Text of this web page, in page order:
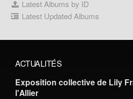
Latest Albums by ID
Latest Updated Albums
ACTUALITÉS
Exposition collective de Lily
l'Allier